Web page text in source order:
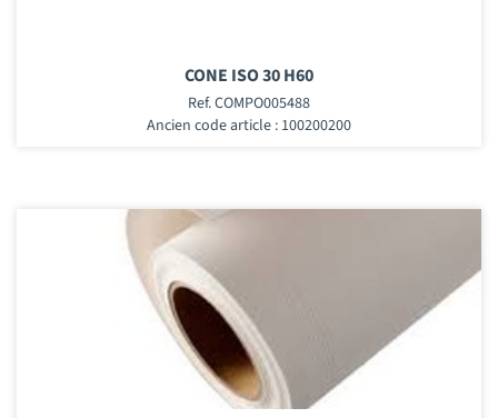
CONE ISO 30 H60
Ref. COMPO005488
Ancien code article : 100200200